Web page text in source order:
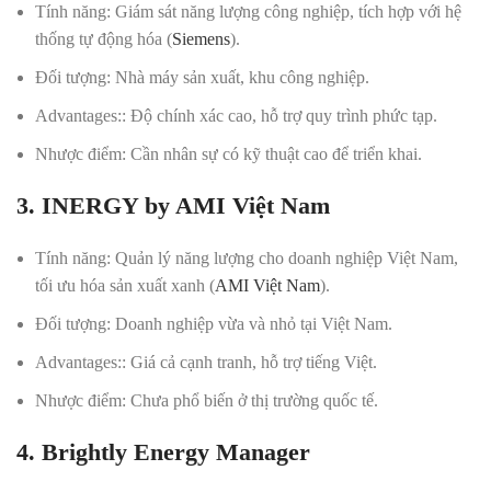
Tính năng: Giám sát năng lượng công nghiệp, tích hợp với hệ
thống tự động hóa (Siemens).
Đối tượng: Nhà máy sản xuất, khu công nghiệp.
Advantages:: Độ chính xác cao, hỗ trợ quy trình phức tạp.
Nhược điểm: Cần nhân sự có kỹ thuật cao để triển khai.
3. INERGY by AMI Việt Nam
Tính năng: Quản lý năng lượng cho doanh nghiệp Việt Nam,
tối ưu hóa sản xuất xanh (AMI Việt Nam).
Đối tượng: Doanh nghiệp vừa và nhỏ tại Việt Nam.
Advantages:: Giá cả cạnh tranh, hỗ trợ tiếng Việt.
Nhược điểm: Chưa phổ biến ở thị trường quốc tế.
4. Brightly Energy Manager